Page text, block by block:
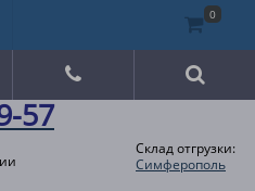
57
Склад отгрузки:
Симферополь
0